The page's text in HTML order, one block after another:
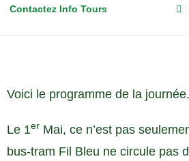
Contactez Info Tours
Voici le programme de la journée.
Le 1er Mai, ce n’est pas
bus-tram Fil Bleu ne circule pas